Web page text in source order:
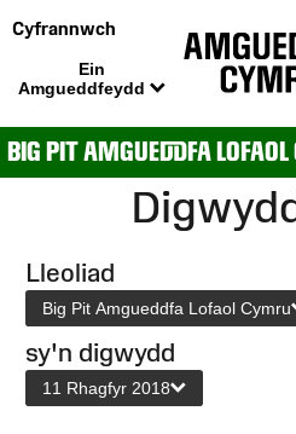
Cyfrannwch
Ein
Amgueddfeydd
BIG PIT AMGUEDDFA
Lleoliad
Big Pit Amgueddfa Lofaol Cymru
sy'n digwydd
11 Rhagfyr 2018